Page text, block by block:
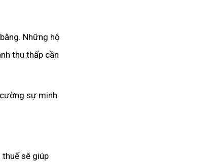
Những hộ
thu thấp cần
sự minh
sẽ giúp